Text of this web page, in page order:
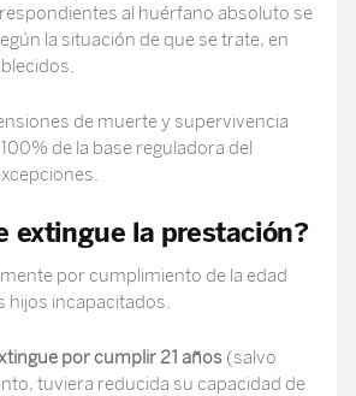
al huérfano absoluto se
la situación de que se trate, en
de muerte y supervivencia
de la base reguladora del
extingue la prestación?
por cumplimiento de la edad
hijos incapacitados.
por cumplir 21 años (salvo
tuviera reducida su capacidad de